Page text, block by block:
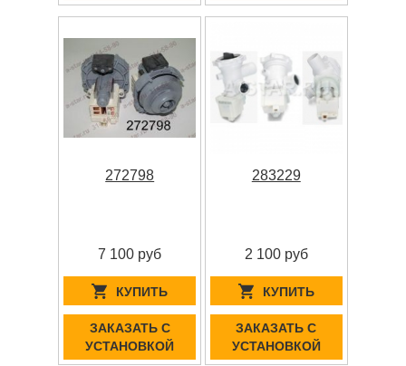
272798
7 100 руб
КУПИТЬ
ЗАКАЗАТЬ С
УСТАНОВКОЙ
283229
2 100 руб
КУПИТЬ
ЗАКАЗАТЬ С
УСТАНОВКОЙ